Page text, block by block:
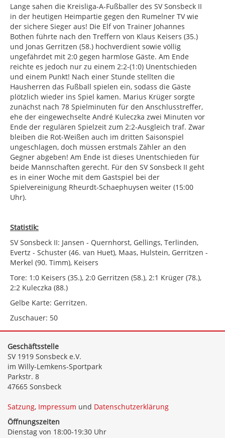
Lange sahen die Kreisliga-A-Fußballer des SV Sonsbeck II
in der heutigen Heimpartie gegen den Rumelner TV wie
der sichere Sieger aus! Die Elf von Trainer Johannes
Bothen führte nach den Treffern von Klaus Keisers (35.)
und Jonas Gerritzen (58.) hochverdient sowie völlig
ungefährdet mit 2:0 gegen harmlose Gäste. Am Ende
reichte es jedoch nur zu einem 2:2-(1:0) Unentschieden
und einem Punkt! Nach einer Stunde stellten die
Hausherren das Fußball spielen ein, sodass die Gäste
plötzlich wieder ins Spiel kamen. Marius Krüger sorgte
zunächst nach 78 Spielminuten für den Anschlusstreffer,
ehe der eingewechselte André Kuleczka zwei Minuten vor
Ende der regulären Spielzeit zum 2:2-Ausgleich traf. Zwar
bleiben die Rot-Weißen auch im dritten Saisonspiel
ungeschlagen, doch müssen erstmals Zähler an den
Gegner abgeben! Am Ende ist dieses Unentschieden für
beide Mannschaften gerecht. Für den SV Sonsbeck II geht
es in einer Woche mit dem Gastspiel bei der
Spielvereinigung Rheurdt-Schaephuysen weiter (15:00
Uhr).
Statistik:
SV Sonsbeck II: Jansen - Quernhorst, Gellings, Terlinden,
Evertz - Schuster (46. van Huet), Maas, Hulstein, Gerritzen -
Merkel (90. Timm), Keisers
Tore: 1:0 Keisers (35.), 2:0 Gerritzen (58.), 2:1 Krüger (78.),
2:2 Kuleczka (88.)
Gelbe Karte: Gerritzen.
Zuschauer: 50
Geschäftsstelle
SV 1919 Sonsbeck e.V.
im Willy-Lemkens-Sportpark
Parkstr. 8
47665 Sonsbeck
Satzung, Impressum und Datenschutzerklärung
Öffnungszeiten
Dienstag von 18:00-19:30 Uhr